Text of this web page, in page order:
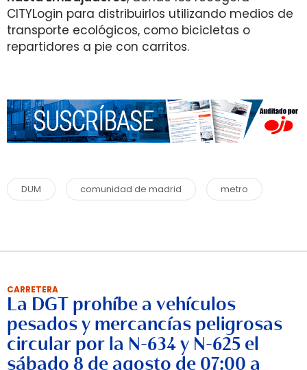
CITYLogin para distribuirlos utilizando medios de
transporte ecológicos, como bicicletas o
repartidores a pie con carritos.
DUM comunidad de madrid metro
CARRETERA
La DGT prohíbe a vehículos
pesados y mercancías peligrosas
circular por la N-634 y N-625 el
sábado 8 de agosto de 07:00 a